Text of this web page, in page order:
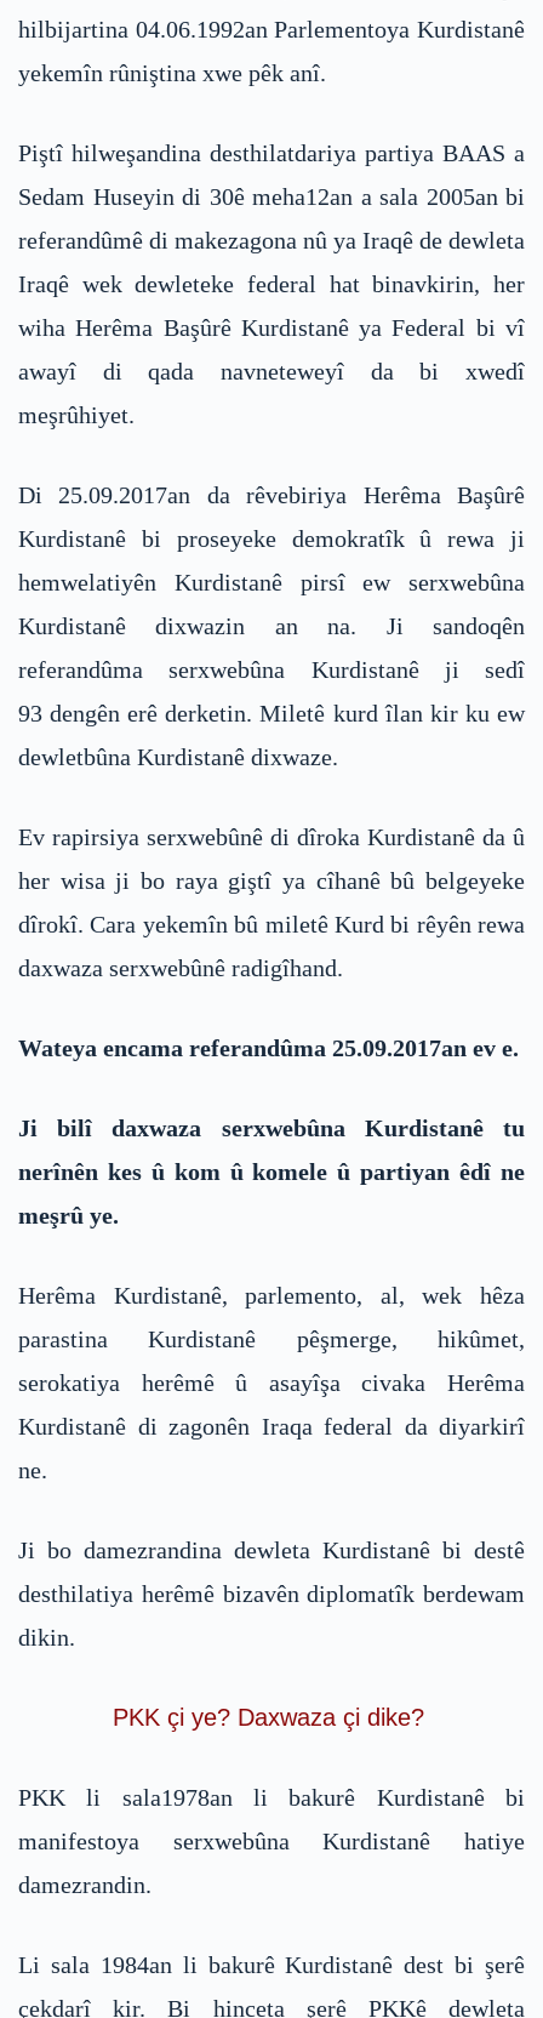
hilbijartina 04.06.1992an Parlementoya Kurdistanê
yekemîn rûniştina xwe pêk anî.
Piştî hilweşandina desthilatdariya partiya BAAS a
Sedam Huseyin di 30ê meha12an a sala 2005an bi
referandûmê di makezagona nû ya Iraqê de dewleta
Iraqê wek dewleteke federal hat binavkirin, her
wiha Herêma Başûrê Kurdistanê ya Federal bi vî
awayî di qada navneteweyî da bi xwedî
meşrûhiyet.
Di 25.09.2017an da rêvebiriya Herêma Başûrê
Kurdistanê bi proseyeke demokratîk û rewa ji
hemwelatiyên Kurdistanê pirsî ew serxwebûna
Kurdistanê dixwazin an na. Ji sandoqên
referandûma serxwebûna Kurdistanê ji sedî
93 dengên erê derketin. Miletê kurd îlan kir ku ew
dewletbûna Kurdistanê dixwaze.
Ev rapirsiya serxwebûnê di dîroka Kurdistanê da û
her wisa ji bo raya giştî ya cîhanê bû belgeyeke
dîrokî. Cara yekemîn bû miletê Kurd bi rêyên rewa
daxwaza serxwebûnê radigîhand.
Wateya encama referandûma 25.09.2017an ev e.
Ji bilî daxwaza serxwebûna Kurdistanê tu
nerînên kes û kom û komele û partiyan êdî ne
meşrû ye.
Herêma Kurdistanê, parlemento, al, wek hêza
parastina Kurdistanê pêşmerge, hikûmet,
serokatiya herêmê û asayîşa civaka Herêma
Kurdistanê di zagonên Iraqa federal da diyarkirî
ne.
Ji bo damezrandina dewleta Kurdistanê bi destê
desthilatiya herêmê bizavên diplomatîk berdewam
dikin.
PKK çi ye? Daxwaza çi dike?
PKK li sala1978an li bakurê Kurdistanê bi
manifestoya serxwebûna Kurdistanê hatiye
damezrandin.
Li sala 1984an li bakurê Kurdistanê dest bi şerê
çekdarî kir. Bi hinceta şerê PKKê dewleta